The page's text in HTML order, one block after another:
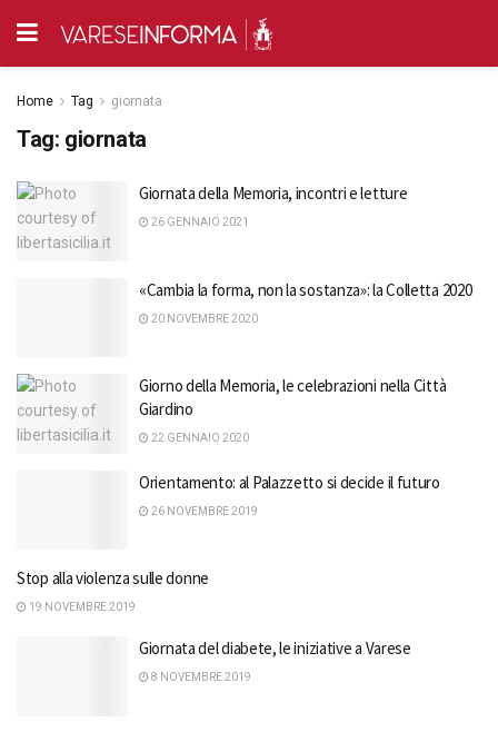
Home Tag giornata
Tag: giornata
Giornata della Memoria, incontri e letture
26 GENNAIO 2021
«Cambia la forma, non la sostanza»: la Colletta 2020
20 NOVEMBRE 2020
Giorno della Memoria, le celebrazioni nella Città
Giardino
22 GENNAIO 2020
Orientamento: al Palazzetto si decide il futuro
26 NOVEMBRE 2019
Stop alla violenza sulle donne
19 NOVEMBRE 2019
Giornata del diabete, le iniziative a Varese
8 NOVEMBRE 2019